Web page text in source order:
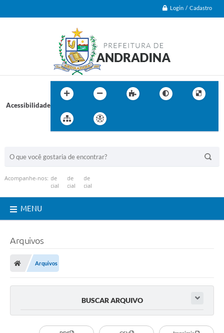
Login / Cadastro
Acessibilidade
Acompanhe-nos:
MENU
Arquivos
Arquivos
BUSCAR ARQUIVO